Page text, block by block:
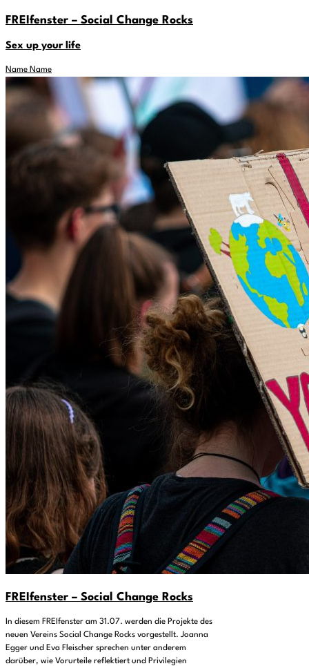
FREIfenster – Social Change Rocks
Sex up your life
Name Name
FREIfenster – Social Change Rocks
In diesem FREIfenster am 31.07. werden die Projekte des
neuen Vereins Social Change Rocks vorgestellt. Joanna
Egger und Eva Fleischer sprechen unter anderem
darüber, wie Vorurteile reflektiert und Privilegien